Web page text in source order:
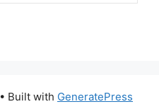
• Built with GeneratePress